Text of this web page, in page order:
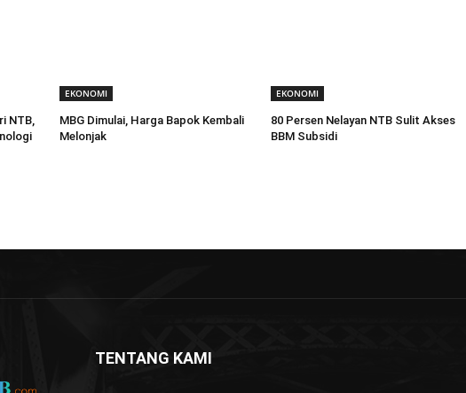
NTB,
EKONOMI
MBG Dimulai, Harga Bapok Kembali
Melonjak
EKONOMI
80 Persen Nelayan NTB Sulit Akses
BBM Subsidi
TENTANG KAMI